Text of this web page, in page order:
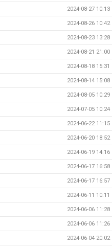
2024-08-27 10:13
2024-08-26 10:42
2024-08-23 13:28
2024-08-21 21:00
2024-08-18 15:31
2024-08-14 15:08
2024-08-05 10:29
2024-07-05 10:24
2024-06-22 11:15
2024-06-20 18:52
2024-06-19 14:16
2024-06-17 16:58
2024-06-17 16:57
2024-06-11 10:11
2024-06-06 11:28
2024-06-06 11:26
2024-06-04 20:02